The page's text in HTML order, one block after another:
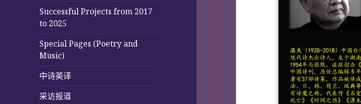
Successful Projects from 2017
to 2025
Special Pages (Poetry and
Music)
中诗英译
采访报道